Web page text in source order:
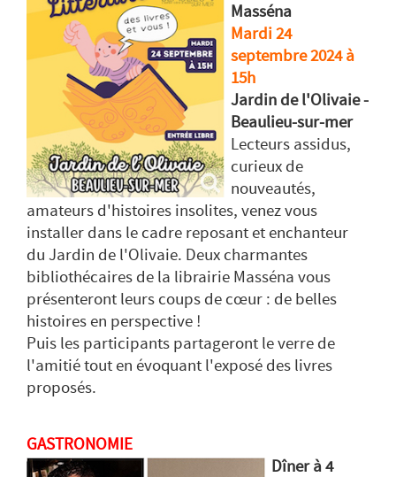
Masséna
Mardi 24
septembre 2024 à
15h
Jardin de l'Olivaie -
Beaulieu-sur-mer
Lecteurs assidus,
curieux de
nouveautés,
amateurs d'histoires insolites, venez vous
installer dans le cadre reposant et enchanteur
du Jardin de l'Olivaie. Deux charmantes
bibliothécaires de la librairie Masséna vous
présenteront leurs coups de cœur : de belles
histoires en perspective !
Puis les participants partageront le verre de
l'amitié tout en évoquant l'exposé des livres
proposés.
GASTRONOMIE
Dîner à 4